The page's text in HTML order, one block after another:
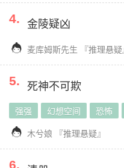
4. 金陵疑凶
 麦库姆斯先生 『推理悬疑
5. 死神不可欺
强强 幻想空间 恐怖
 木兮娘 『推理悬疑』
6.